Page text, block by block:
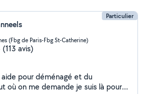
Particulier
(Fbg de Paris-Fbg St-Catherine)
(113 avis)
pour déménagé et du
où on me demande je suis là pour